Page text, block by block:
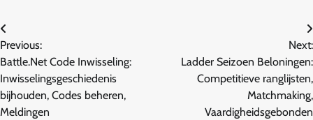
Post
navigation
Previous:
Battle.Net Code Inwisseling:
Inwisselingsgeschiedenis
bijhouden, Codes beheren,
Meldingen
Next:
Ladder Seizoen Beloningen:
Competitieve ranglijsten,
Matchmaking,
Vaardigheidsgebonden